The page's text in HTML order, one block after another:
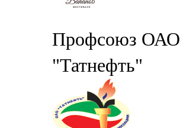
Профсоюз ОАО
"Татнефть"